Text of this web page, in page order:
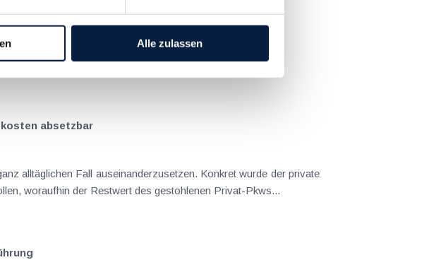
Alle zulassen
absetzbar
alltäglichen Fall auseinanderzusetzen. Konkret wurde der private
woraufhin der Restwert des gestohlenen Privat-Pkws...